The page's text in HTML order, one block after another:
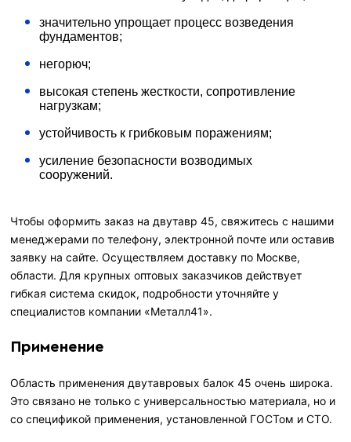
значительно упрощает процесс возведения
фундаментов;
негорюч;
высокая степень жесткости, сопротивление
нагрузкам;
устойчивость к грибковым поражениям;
усиление безопасности возводимых
сооружений.
Чтобы оформить заказ на двутавр 45, свяжитесь с нашими
менеджерами по телефону, электронной почте или оставив
заявку на сайте. Осуществляем доставку по Москве,
области. Для крупных оптовых заказчиков действует
гибкая система скидок, подробности уточняйте у
специалистов компании «Металл41».
Применение
Область применения двутавровых балок 45 очень широка.
Это связано не только с универсальностью материала, но и
со спецификой применения, установленной ГОСТом и СТО.